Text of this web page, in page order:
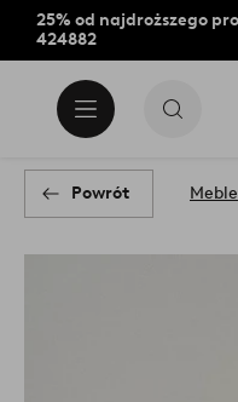
25% od najdroższego
424882
Powrót Meble